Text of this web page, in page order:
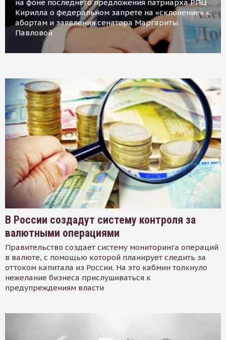
на фоне последнего предложения патриарха РПЦ
Кирилла о федеральном запрете на «склонение» к
абортам и заявления сенатора Маргариты
Павловой
В России создадут систему контроля за
валютными операциями
Правительство создает систему мониторинга операций
в валюте, с помощью которой планирует следить за
оттоком капитала из России. На это кабмин толкнуло
нежелание бизнеса прислушиваться к
предупреждениям власти